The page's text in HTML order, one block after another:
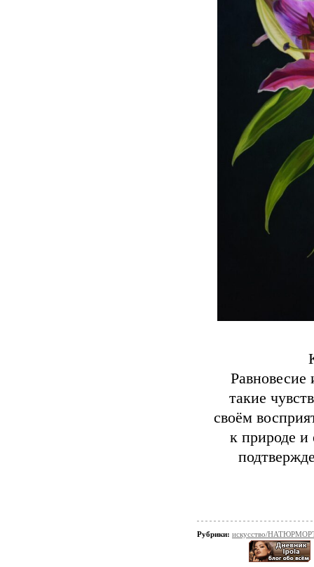
Равновесие
такие
своём
к природе и
Рубрики: искусство/